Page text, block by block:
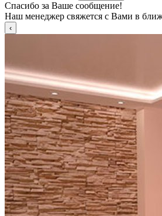
Спасибо за Ваше сообщение!
Наш менеджер свяжется с Вами в